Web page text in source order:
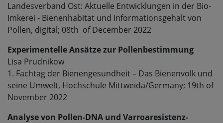
Landesverband Ost: Aktuelle Entwicklungen in der Bio-
Imkerei - Bienenhabitat und Informationsgehalt von
Pollen, digital; 08th of December 2022
Experimentelle Ansätze zur Pollenbestimmung
Lisa Prudnikow
1. Fachtag der Bienengesundheit – Das Bienenvolk und
seine Umwelt, Hochschule Mittweida/Germany; 19th of
November 2022
Analyse von Pollen-DNA und Varroaresistenz-